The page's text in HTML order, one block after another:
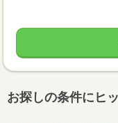
お探しの条件にヒ